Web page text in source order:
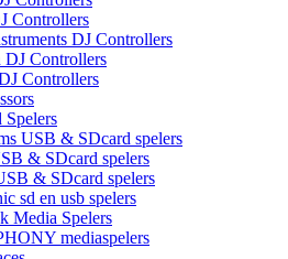
Controllers
DJ Controllers
DJ Controllers
Controllers
USB & SDcard spelers
& SDcard spelers
& SDcard spelers
sd en usb spelers
Media Spelers
mediaspelers